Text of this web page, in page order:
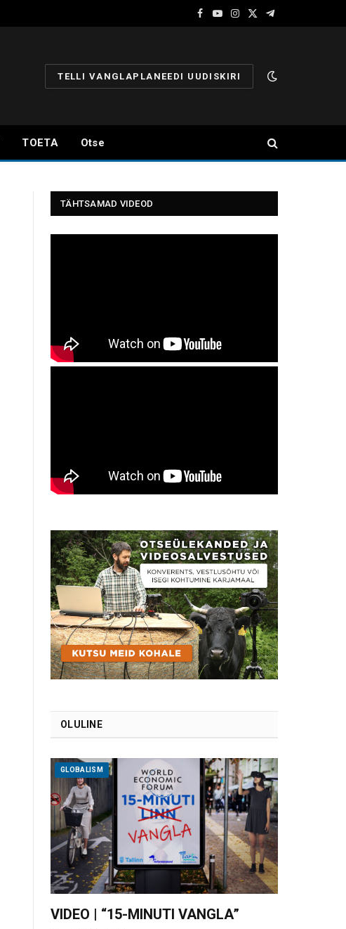
Facebook
YouTube
Instagram
X
Telegram
TELLI VANGLAPLANEEDI UUDISKIRI
TOETA Otse
TÄHTSAMAD VIDEOD
OLULINE
GLOBALISM
VIDEO | “15-MINUTI VANGLA”